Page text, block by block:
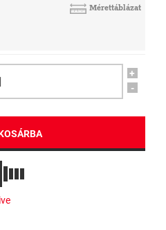
Mérettáblázat
+
-